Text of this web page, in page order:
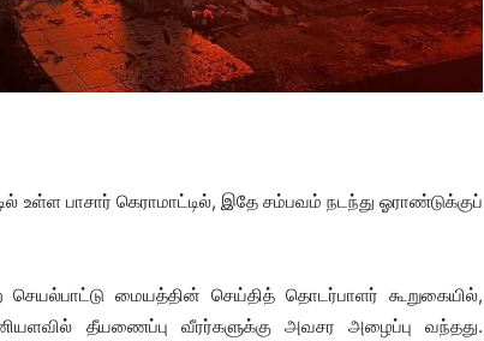
பாசார் கெராமாட்டில், இதே சம்பவம் நடந்து ஓராண்டுக்குப்
செயல்பாட்டு மையத்தின் செய்தித் தொடர்பாளர் கூறுகையில்,
தீயணைப்பு வீரர்களுக்கு அவசர அழைப்பு வந்தது.